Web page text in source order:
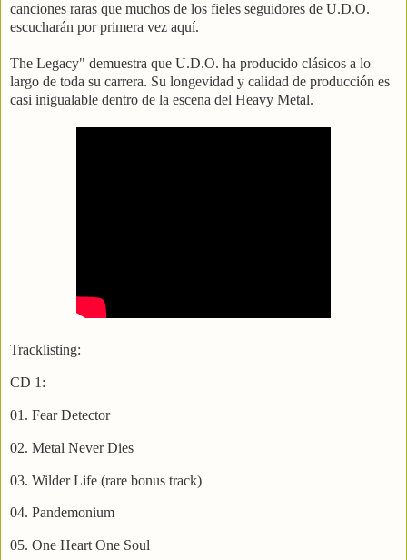
canciones raras que muchos de los fieles seguidores de U.D.O.
escucharán por primera vez aquí.
The Legacy" demuestra que U.D.O. ha producido clásicos a lo
largo de toda su carrera. Su longevidad y calidad de producción es
casi inigualable dentro de la escena del Heavy Metal.
Tracklisting:
CD 1:
01. Fear Detector
02. Metal Never Dies
03. Wilder Life (rare bonus track)
04. Pandemonium
05. One Heart One Soul